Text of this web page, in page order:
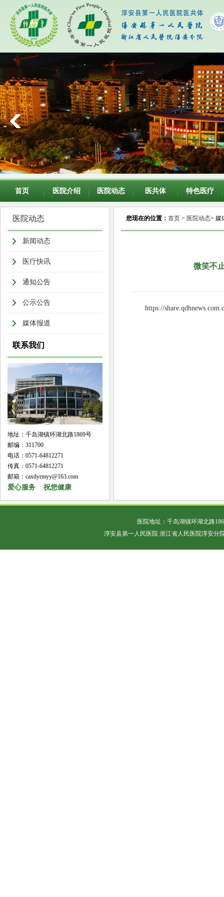
首页 医院介绍 医院动态 医共体 特色医疗
医院动态
新闻动态
医疗快讯
通知公告
公示公告
媒体报道
联系我们
地址：千岛湖镇环湖北路1869号
邮编：311700
电话：0571-64812271
传真：0571-64812271
邮箱：caxdyrmyy@163.com
爱心服务 祝您健康
您现在的位置： 首页 > 医院动态> 媒
微笑不
https://
医院地址：千岛湖镇环湖北路
淳安县第一人民医院 浙江省人民医院淳安分